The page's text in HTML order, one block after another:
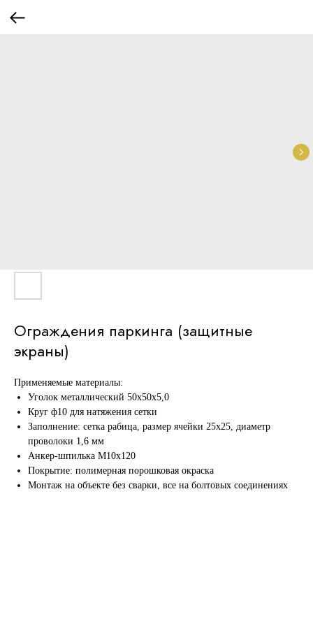
Ограждения паркинга (защитные
экраны)
Применяемые материалы:
Уголок металлический 50х50х5,0
Круг ф10 для натяжения сетки
Заполнение: сетка рабица, размер ячейки 25х25, диаметр
проволоки 1,6 мм
Анкер-шпилька М10х120
Покрытие: полимерная порошковая окраска
Монтаж на объекте без сварки, все на болтовых соединениях